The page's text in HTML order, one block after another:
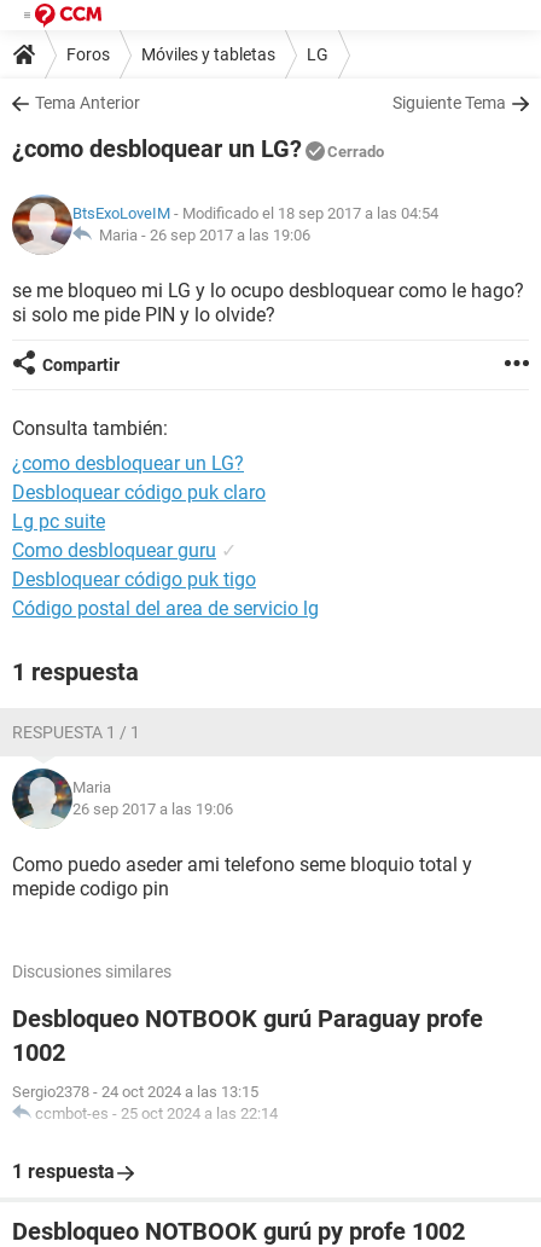
Foros Móviles y tabletas LG
Tema Anterior Siguiente Tema
¿como desbloquear un LG? Cerrado
BtsExoLoveIM - Modificado el 18 sep 2017 a las 04:54
Maria - 26 sep 2017 a las 19:06
se me bloqueo mi LG y lo ocupo desbloquear como le hago?
si solo me pide PIN y lo olvide?
Compartir
Consulta también:
¿como desbloquear un LG?
Desbloquear código puk claro
Lg pc suite
Como desbloquear guru ✓
Desbloquear código puk tigo
Código postal del area de servicio lg
1 respuesta
RESPUESTA 1 / 1
Maria
26 sep 2017 a las 19:06
Como puedo aseder ami telefono seme bloquio total y
mepide codigo pin
Discusiones similares
Desbloqueo NOTBOOK gurú Paraguay profe
1002
Sergio2378 - 24 oct 2024 a las 13:15
ccmbot-es - 25 oct 2024 a las 22:14
1 respuesta
Desbloqueo NOTBOOK gurú py profe 1002